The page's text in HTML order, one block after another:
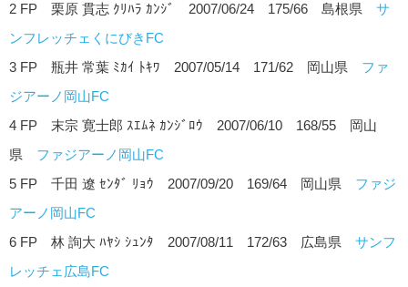
2 FP 栗原 貫志 ｸﾘﾊﾗ ｶﾝｼﾞ 2007/06/24 175/66 島根県 サ
ンフレッチェくにびきFC
3 FP 瓶井 常葉 ﾐｶｲ ﾄｷﾜ 2007/05/14 171/62 岡山県 ファ
ジアーノ岡山FC
4 FP 末宗 寛士郎 ｽｴﾑﾈ ｶﾝｼﾞﾛｳ 2007/06/10 168/55 岡山
県 ファジアーノ岡山FC
5 FP 千田 遼 ｾﾝﾀﾞ ﾘｮｳ 2007/09/20 169/64 岡山県 ファジ
アーノ岡山FC
6 FP 林 詢大 ﾊﾔｼ ｼｭﾝﾀ 2007/08/11 172/63 広島県 サンフ
レッチェ広島FC